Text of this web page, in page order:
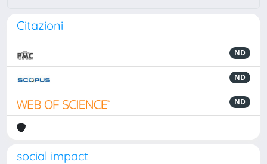
Citazioni
ND
ND
ND
social impact